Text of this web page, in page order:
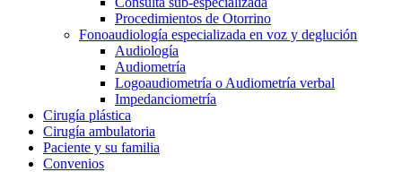
Procedimientos de Otorrino
Fonoaudiología especializada en voz y deglución
Audiología
Audiometría
Logoaudiometría o Audiometría verbal
Impedanciometría
Cirugía plástica
Cirugía ambulatoria
Paciente y su familia
Convenios